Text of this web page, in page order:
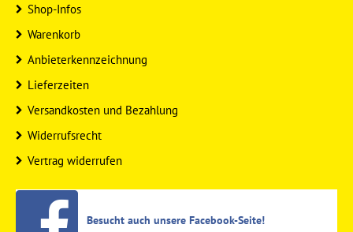
Shop-Infos
Warenkorb
Anbieterkennzeichnung
Lieferzeiten
Versandkosten und Bezahlung
Widerrufsrecht
Vertrag widerrufen
Besucht auch unsere Facebook-Seite!